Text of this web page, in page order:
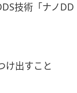
技術「ナノDD
出すこと